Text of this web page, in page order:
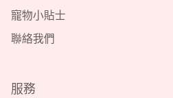
寵物小貼士
聯絡我們
服務